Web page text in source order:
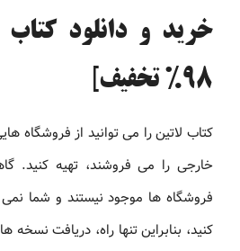
خرید و دانلود کتاب
98% تخفیف]
کتاب لاتین را می توانید از فروشگاه
خارجی را می فروشند، تهیه کنید.
فروشگاه ها موجود نیستند و شما نمی
کنید، بنابراین تنها راه، دریافت